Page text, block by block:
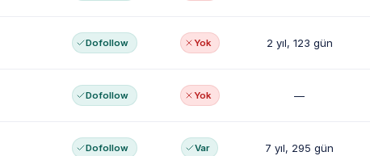
Dofollow Yok 2 yıl, 123 gün
Dofollow Yok —
Dofollow Var 7 yıl, 295 gün